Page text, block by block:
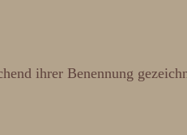
ihrer Benennung